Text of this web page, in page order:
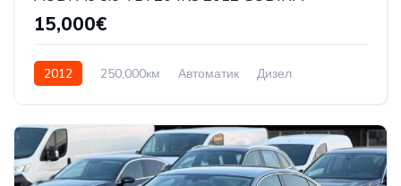
15,000€
2012 250,000км Автоматик
Дизел